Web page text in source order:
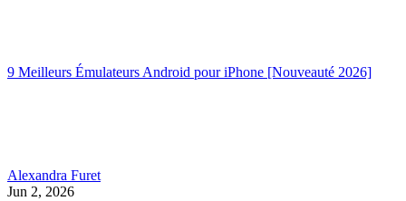
9 Meilleurs Émulateurs Android pour iPhone [Nouveauté 2026]
Alexandra Furet
Jun 2, 2026